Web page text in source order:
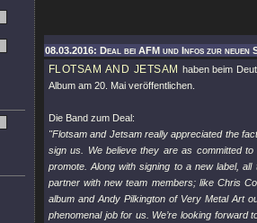
08.03.2016: Deal bei AFM und Infos zur neuen
FLOTSAM AND JETSAM haben beim
Album am 20. Mai veröffentlichen.
Die Band zum Deal:
"Flotsam and Jetsam really appreciated the
sign us. We believe they are as committed
promote. Along with signing to a new label,
partner with new team members; like Chris
album and Andy Pilkington of Very Metal Art
phenomenal job for us. We’re looking forward